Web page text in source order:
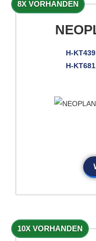
8X VORHANDEN
H-
H-
10X VORHANDEN